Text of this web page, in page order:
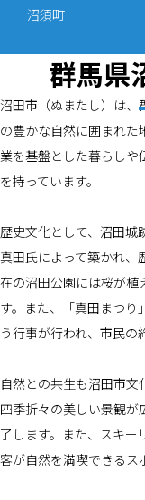
沼須町
群馬県
沼田市（ぬまたし）は、
の豊かな自然に囲まれ
業を基盤とした暮らしや
を持っています。
歴史文化として、沼田城
真田氏によって築かれ、
在の沼田公園には桜が植
す。また、「真田まつ
う行事が行われ、市民の
自然との共生も沼田市文
四季折々の美しい景観
了します。また、スキー
客が自然を満喫できるス